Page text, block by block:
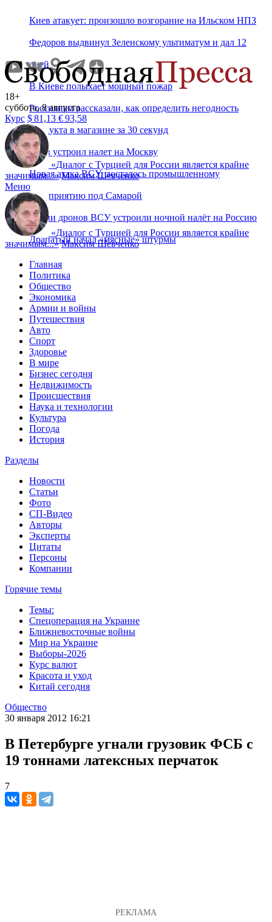
Киев атакует: произошло возгорание на Ильском НПЗ
Федоров выдвинул Зеленскому ультиматум и дал 12
дней
В Киеве полыхает мощный пожар
Россиянам рассказали, как определить негодность
продукта в магазине за 30 секунд
Киев устроил налет на Москву
Новая атака ВСУ: досталось промышленному
предприятию под Самарой
Сотни дронов ВСУ устроили ночной налёт на Россию
Драпатый начал «мясные» штурмы
18+
суббота, 8 августа
Курс $81,13 €93,58
«Диалог с Турцией для России является крайне
значимым...» Максим Шевченко
Меню
«Диалог с Турцией для России является крайне
значимым...» Максим Шевченко
Главная
Политика
Общество
Экономика
Армии и войны
Путешествия
Авто
Спорт
Здоровье
В мире
Бизнес сегодня
Недвижимость
Происшествия
Наука и технологии
Культура
Погода
История
Разделы
Новости
Статьи
Фото
СП-Видео
Авторы
Эксперты
Цитаты
Персоны
Компании
Горячие темы
Темы:
Спецоперация на Украине
Ближневосточные войны
Мир на Украине
Выборы-2026
Курс валют
Красота и уход
Китай сегодня
Общество
30 января 2012 16:21
В Петербурге угнали грузовик ФСБ с
19 тоннами латексных перчаток
7